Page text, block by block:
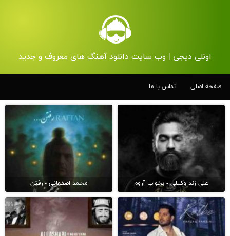
اونلی دیجی | وب سایت دانلود آهنگ های معروف و جدید
صفحه اصلی تماس با ما
علی زند وکیلی - بخواب آروم محمد اصفهانی - رفتن